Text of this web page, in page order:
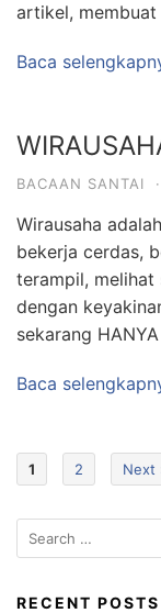
artikel,
Baca
BACAAN SANTAI ·
Wirausaha
bekerja cerdas,
terampil, melihat
dengan
sekarang
Baca
1 2 Next
Search
for:
RECENT POSTS